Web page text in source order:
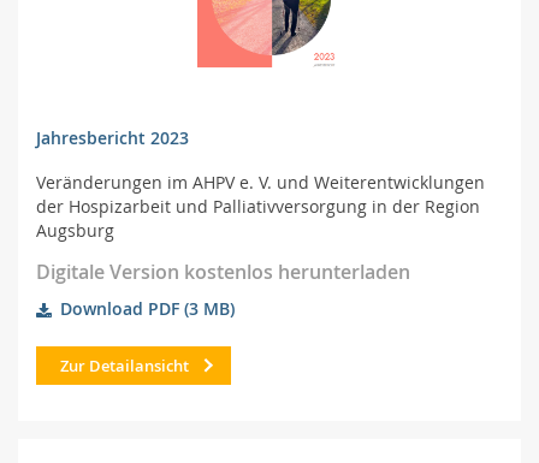
Jahresbericht 2023
Veränderungen im AHPV e. V. und Weiterentwicklungen
der Hospizarbeit und Palliativversorgung in der Region
Augsburg
Digitale Version kostenlos herunterladen
Download PDF (3 MB)
Zur Detailansicht